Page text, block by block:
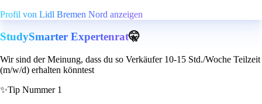
Profil von Lidl Bremen Nord anzeigen
StudySmarter Expertenrat🤫
Wir sind der Meinung, dass du so Verkäufer 10-15 Std./Woche Teilzeit
(m/w/d) erhalten könntest
✨Tip Nummer 1